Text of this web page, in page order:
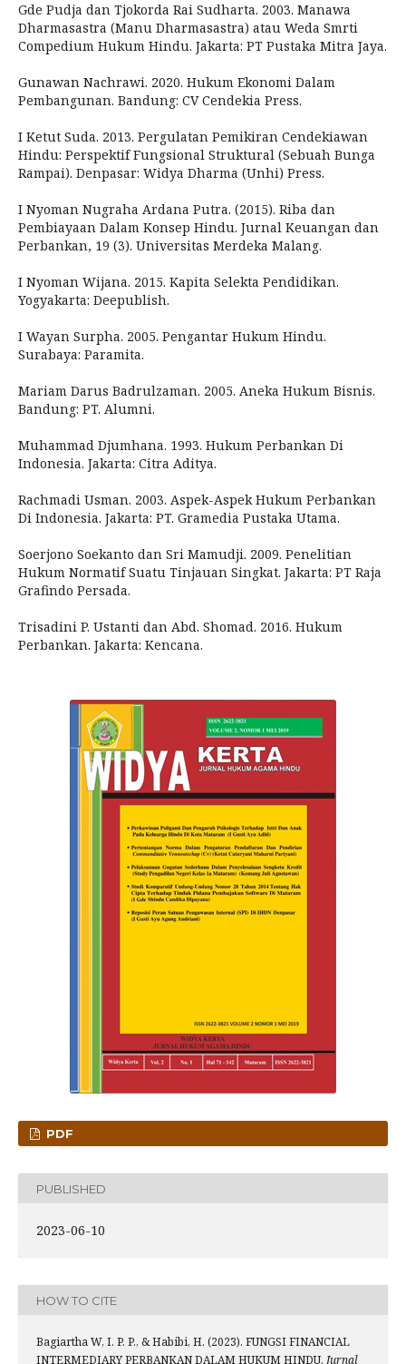
Gde Pudja dan Tjokorda Rai Sudharta. 2003. Manawa
Dharmasastra (Manu Dharmasastra) atau Weda Smrti
Compedium Hukum Hindu. Jakarta: PT Pustaka Mitra Jaya.
Gunawan Nachrawi. 2020. Hukum Ekonomi Dalam
Pembangunan. Bandung: CV Cendekia Press.
I Ketut Suda. 2013. Pergulatan Pemikiran Cendekiawan
Hindu: Perspektif Fungsional Struktural (Sebuah Bunga
Rampai). Denpasar: Widya Dharma (Unhi) Press.
I Nyoman Nugraha Ardana Putra. (2015). Riba dan
Pembiayaan Dalam Konsep Hindu. Jurnal Keuangan dan
Perbankan, 19 (3). Universitas Merdeka Malang.
I Nyoman Wijana. 2015. Kapita Selekta Pendidikan.
Yogyakarta: Deepublish.
I Wayan Surpha. 2005. Pengantar Hukum Hindu.
Surabaya: Paramita.
Mariam Darus Badrulzaman. 2005. Aneka Hukum Bisnis.
Bandung: PT. Alumni.
Muhammad Djumhana. 1993. Hukum Perbankan Di
Indonesia. Jakarta: Citra Aditya.
Rachmadi Usman. 2003. Aspek-Aspek Hukum Perbankan
Di Indonesia. Jakarta: PT. Gramedia Pustaka Utama.
Soerjono Soekanto dan Sri Mamudji. 2009. Penelitian
Hukum Normatif Suatu Tinjauan Singkat. Jakarta: PT Raja
Grafindo Persada.
Trisadini P. Ustanti dan Abd. Shomad. 2016. Hukum
Perbankan. Jakarta: Kencana.
PDF
PUBLISHED
2023-06-10
HOW TO CITE
Bagiartha W, I. P. P., & Habibi, H. (2023). FUNGSI FINANCIAL
INTERMEDIARY PERBANKAN DALAM HUKUM HINDU. Jurnal